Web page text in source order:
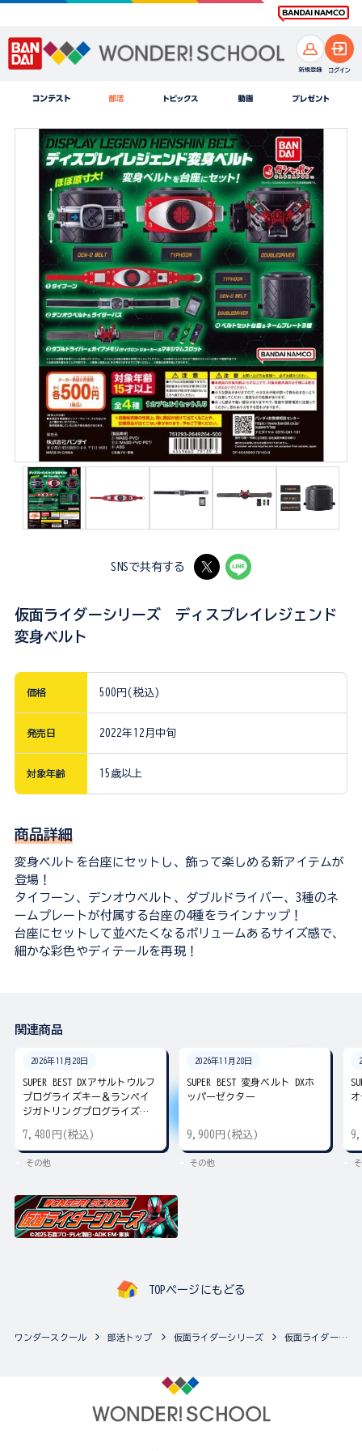
SNSで共有する
仮面ライダーシリーズ ディスプレイレジェンド
変身ベルト
価格 500円(税込)
発売日 2022年12月中旬
対象年齢 15歳以上
商品詳細
変身ベルトを台座にセットし、飾って楽しめる新アイテムが
登場！
タイフーン、デンオウベルト、ダブルドライバー、3種のネ
ームプレートが付属する台座の4種をラインナップ！
台座にセットして並べたくなるボリュームあるサイズ感で、
細かな彩色やディテールを再現！
関連商品
2026年11月28日
SUPER BEST DXアサルトウルフ
プログライズキー＆ランペイ
ジガトリングプログライズキ
7,480円(税込)
その他
2026年11月28日
SUPER BEST 変身ベルト DXホ
ッパーゼクター
9,900円(税込)
その他
TOPページにもどる
ワンダースクール 部活トップ 仮面ライダーシリーズ 仮面ライダーシリーズの最新商品一覧